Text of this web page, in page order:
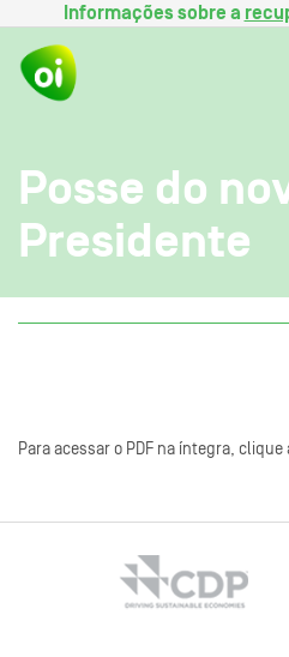
Informações sobre a
Posse do
Presidente
Para acessar o PDF na íntegra, clique